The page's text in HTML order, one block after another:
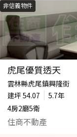
非信義物件
虎尾優質透天
雲林縣虎尾鎮興隆街
建坪 54.07
5.7年
4房2廳5衛
住商不動產